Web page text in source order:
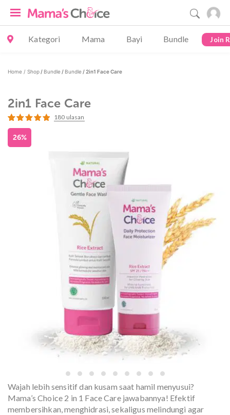
Kategori Mama Bayi Bundle Join
Home / Shop / Bundle / Bundle / 2in1 Face Care
2in1 Face Care
Peringkat
4.97dari 5
180
180 ulasan
26%
Wajah lebih sensitif dan kusam saat hamil menyusui?
Mama’s Choice 2 in 1 Face Care jawabannya! Efektif
membersihkan, menghidrasi, sekaligus melindungi agar